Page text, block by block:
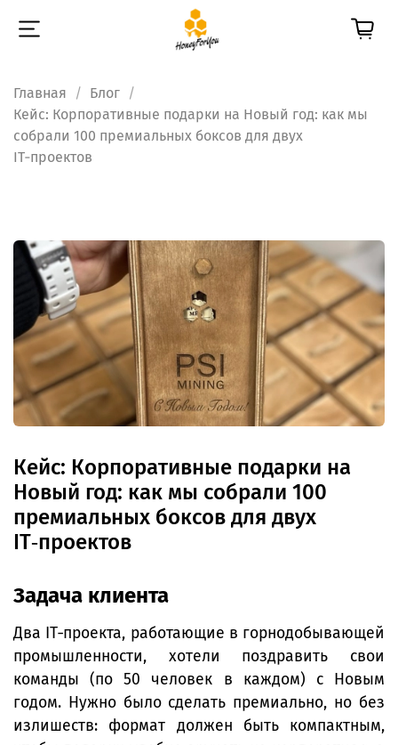
Главная
Блог
Кейс: Корпоративные подарки на Новый год: как мы
собрали 100 премиальных боксов для двух
IT‑проектов
Кейс: Корпоративные подарки на
Новый год: как мы собрали 100
премиальных боксов для двух
IT‑проектов
Задача клиента
Два IT‑проекта, работающие в горнодобывающей
промышленности, хотели поздравить свои
команды (по 50 человек в каждом) с Новым
годом. Нужно было сделать премиально, но без
излишеств: формат должен быть компактным,